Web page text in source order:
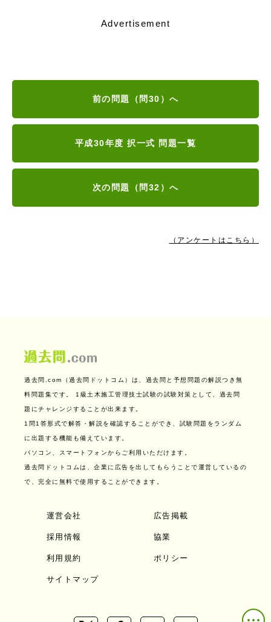
Advertisement
前の問題（問30）へ
平成30年度 択一式 問題一覧
次の問題（問32）へ
（アンケートはこちら）
過去問.com（過去問ドットコム）は、過去問と予想問題の解説つき無
料問題集です。 1級土木施工管理技士試験の試験対策として、過去問
題にチャレンジすることが出来ます。
1問1答形式で解答・解説を確認することができ、試験問題をランダム
に出題する機能も備えています。
パソコン、スマートフォンからご利用いただけます。
過去問ドットコムは、企業に広告を出してもらうことで運営しているの
で、完全に無料で使用することができます。
運営会社 広告掲載
採用情報 協業
利用規約 ポリシー
サイトマップ